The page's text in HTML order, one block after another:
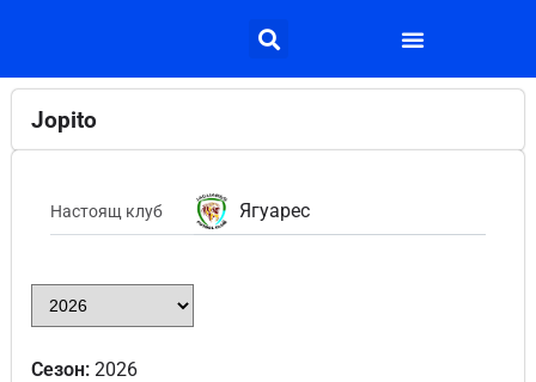
Jopito
Настоящ клуб Ягуарес
Сезон: 2026